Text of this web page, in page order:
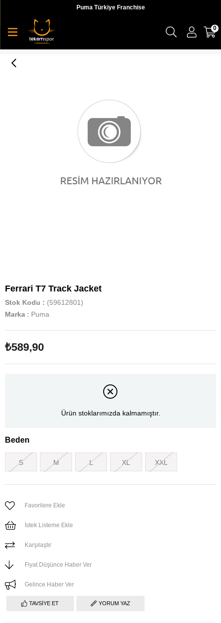
Puma Türkiye Franchise
0
Ferrari T7 Track Jacket
Stok Kodu
(59612801)
Marka : Puma
₺589,90
Ürün stoklarımızda kalmamıştır.
Beden
S M L XL XXL
Favorilere Ekle
İstek Listeme Ekle
Karşılaştır
Fiyat Düşünce Haber Ver
Gelince Haber Ver
TAVSIYE ET YORUM YAZ